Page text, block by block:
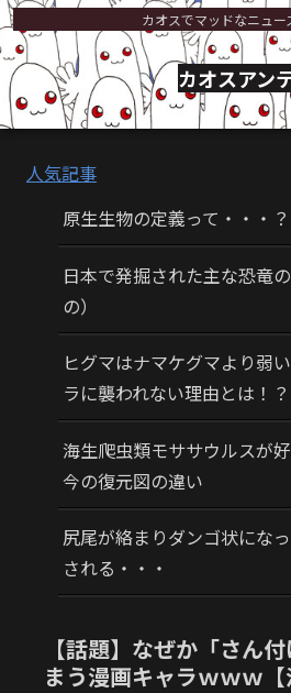
カオスでマッドなニュー
カオスアン
人気記事
原生生物の定義って・・・
日本で発掘された主な恐竜
の）
ヒグマはナマケグマより弱
ラに襲われない理由とは！？
海生爬虫類モササウルスが
今の復元図の違い
尻尾が絡まりダンゴ状にな
される・・・
【話題】なぜか「さん
まう漫画キャラｗｗｗ【